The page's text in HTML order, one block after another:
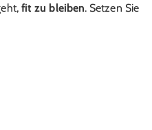
fit zu bleiben. Setzen Sie